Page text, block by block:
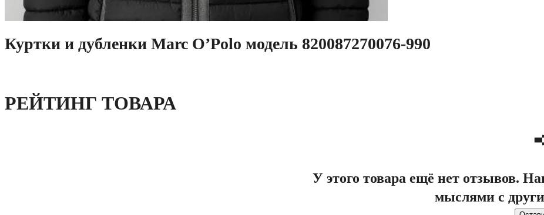
Куртки и дубленки Marc O’Polo модель 820087270076-990
РЕЙТИНГ ТОВАРА
У этого товара ещё нет отзывов.
мыслями с